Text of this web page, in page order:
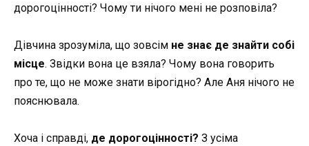
дорогоцінності? Чому ти нічого мені не розповіла?
Дівчина зрозуміла, що зовсім не знає де знайти собі
місце. Звідки вона це взяла? Чому вона говорить
про те, що не може знати вірогідно? Але Аня нічого не
пояснювала.
Хоча і справді, де дорогоцінності? З усіма